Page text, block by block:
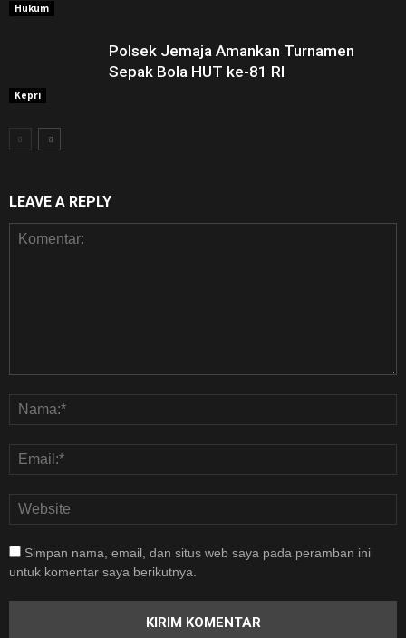
Hukum
Kepri
Polsek Jemaja Amankan Turnamen
Sepak Bola HUT ke-81 RI ‎
LEAVE A REPLY
Simpan nama, email, dan situs web saya pada peramban ini
untuk komentar saya berikutnya.